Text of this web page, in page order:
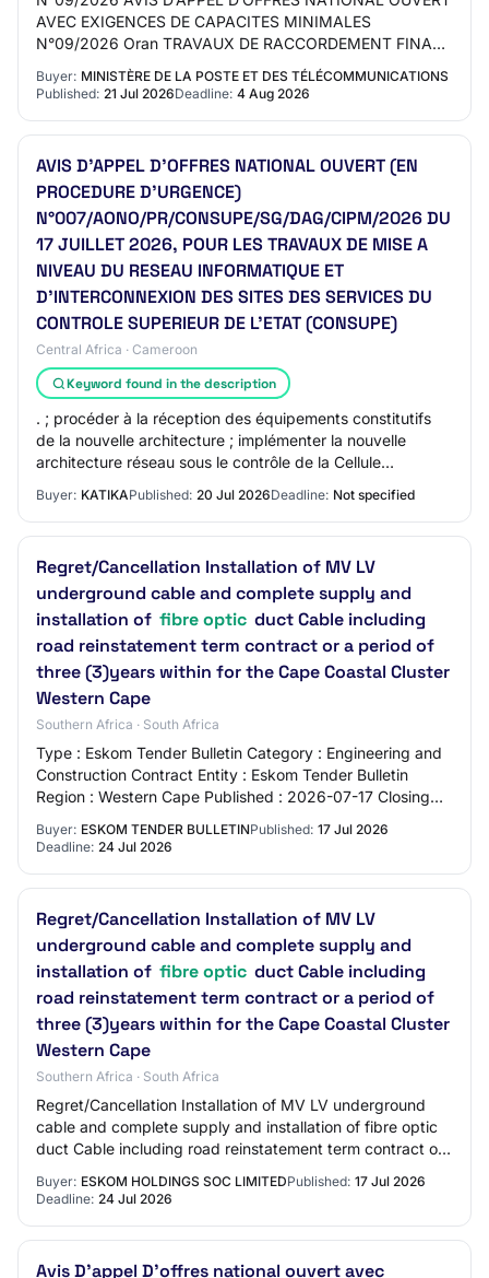
AVEC EXIGENCES DE CAPACITES MINIMALES
N°09/2026 Oran TRAVAUX DE RACCORDEMENT FINAL
DES CLIENTS EN FIBRE OPTIQUE TRAVAUX DE
RACCORDEMENT FINAL DES CLIEN…
Buyer: MINISTÈRE DE LA POSTE ET DES TÉLÉCOMMUNICATIONS
Published: 21 Jul 2026Deadline: 4 Aug 2026
AVIS D’APPEL D’OFFRES NATIONAL OUVERT (EN
PROCEDURE D’URGENCE)
N°007/AONO/PR/CONSUPE/SG/DAG/CIPM/2026 DU
17 JUILLET 2026, POUR LES TRAVAUX DE MISE A
NIVEAU DU RESEAU INFORMATIQUE ET
D’INTERCONNEXION DES SITES DES SERVICES DU
CONTROLE SUPERIEUR DE L’ETAT (CONSUPE)
Central Africa · Cameroon
Keyword found in the description
. ; procéder à la réception des équipements constitutifs
de la nouvelle architecture ; implémenter la nouvelle
architecture réseau sous le contrôle de la Cellule
Buyer: KATIKAPublished: 20 Jul 2026Deadline: Not specified
Regret/Cancellation Installation of MV LV
underground cable and complete supply and
installation of fibre optic duct Cable including
road reinstatement term contract or a period of
three (3)years within for the Cape Coastal Cluster
Western Cape
Southern Africa · South Africa
Type : Eskom Tender Bulletin Category : Engineering and
Construction Contract Entity : Eskom Tender Bulletin
Region : Western Cape Published : 2026-07-17 Closing
Buyer: ESKOM TENDER BULLETINPublished: 17 Jul 2026
Deadline: 24 Jul 2026
Regret/Cancellation Installation of MV LV
underground cable and complete supply and
installation of fibre optic duct Cable including
road reinstatement term contract or a period of
three (3)years within for the Cape Coastal Cluster
Western Cape
Southern Africa · South Africa
Regret/Cancellation Installation of MV LV underground
cable and complete supply and installation of fibre optic
duct Cable including road reinstatement term contract or
Buyer: ESKOM HOLDINGS SOC LIMITEDPublished: 17 Jul 2026
Deadline: 24 Jul 2026
Avis D’appel D’offres national ouvert avec